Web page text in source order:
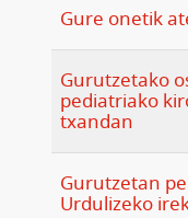
Gure onetik
Gurutzetako
pediatriako
txandan
Gurutzetan
Urdulizeko